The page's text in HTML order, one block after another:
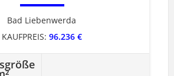
Bad Liebenwerda
KAUFPREIS: 96.236 €